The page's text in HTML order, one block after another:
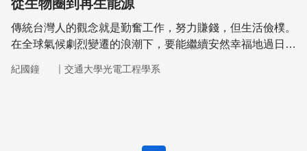
從生物圈到再生能源
傳統台灣人的觀念就是勤奮工作，努力賺錢，但生活儉樸。
在全球氣候劇烈變遷的浪潮下，要能繼續安然幸福地過日
生活的文明。
紀國鐘 ｜ 交通大學光電工程學系